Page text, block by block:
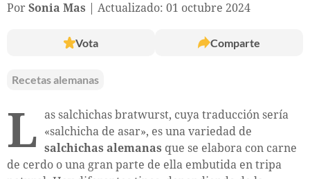
Por Sonia Mas Actualizado: 01 octubre 2024
Vota Comparte
Recetas alemanas
L as salchichas bratwurst, cuya traducción sería
«salchicha de asar», es una variedad de
salchichas alemanas que se elabora con carne
de cerdo o una gran parte de ella embutida en tripa